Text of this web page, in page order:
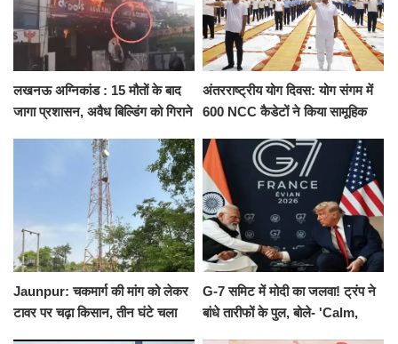
लखनऊ अग्निकांड : 15 मौतों के बाद
जागा प्रशासन, अवैध बिल्डिंग को गिराने
अंतरराष्ट्रीय योग दिवस: योग संगम में
600 NCC कैडेटों ने किया सामूहिक
संकल्प
Jaunpur: चकमार्ग की मांग को लेकर
टावर पर चढ़ा किसान, तीन घंटे चला
G-7 समिट में मोदी का जलवा! ट्रंप ने
बांधे तारीफों के पुल, बोले- 'Calm,